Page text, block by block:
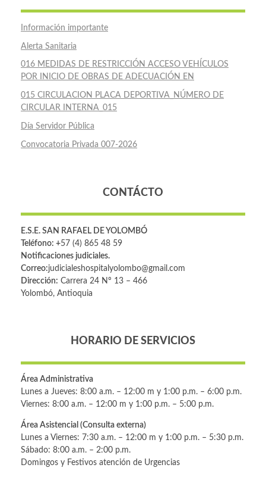
Información importante
Alerta Sanitaria
016 MEDIDAS DE RESTRICCIÓN ACCESO VEHÍCULOS
POR INICIO DE OBRAS DE ADECUACIÓN EN
015 CIRCULACION PLACA DEPORTIVA_NÚMERO DE
CIRCULAR INTERNA_015
Día Servidor Pública
Convocatoria Privada 007-2026
CONTÁCTO
E.S.E. SAN RAFAEL DE YOLOMBÓ
Teléfono: +57 (4) 865 48 59
Notificaciones judiciales.
Correo:judicialeshospitalyolombo@gmail.com
Dirección: Carrera 24 Nº 13 – 466
Yolombó, Antioquia
HORARIO DE SERVICIOS
Área Administrativa
Lunes a Jueves: 8:00 a.m. – 12:00 m y 1:00 p.m. – 6:00 p.m.
Viernes: 8:00 a.m. – 12:00 m y 1:00 p.m. – 5:00 p.m.
Área Asistencial (Consulta externa)
Lunes a Viernes: 7:30 a.m. – 12:00 m y 1:00 p.m. – 5:30 p.m.
Sábado: 8:00 a.m. – 2:00 p.m.
Domingos y Festivos atención de Urgencias